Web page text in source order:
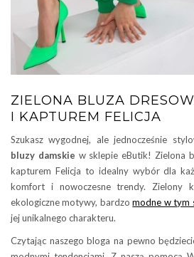
ZIELONA BLUZA
I KAPTUREM FELICJA
Szukasz wygodnej, ale jednocześnie
bluzy damskie w sklepie eButik! Zielona
kapturem Felicja to idealny wybór dla
komfort i nowoczesne trendy. Zielony
ekologiczne motywy, bardzomodne w tym
jej unikalnego charakteru.
Czytając naszego bloga na pewno